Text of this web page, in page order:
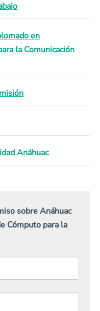
en
la Comunicación
Anáhuac
sobre Anáhuac
Cómputo para la